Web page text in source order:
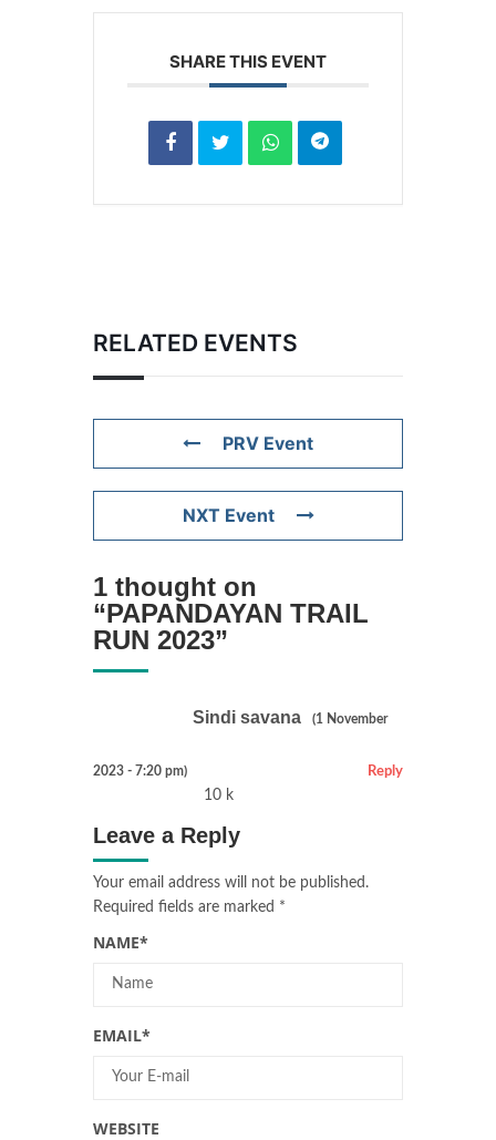
SHARE THIS EVENT
RELATED EVENTS
PRV Event
NXT Event
1 thought on
“PAPANDAYAN TRAIL
RUN 2023”
Sindi savana (1 November
2023 - 7:20 pm) Reply
10 k
Leave a Reply
Your email address will not be published.
Required fields are marked *
NAME*
EMAIL*
WEBSITE